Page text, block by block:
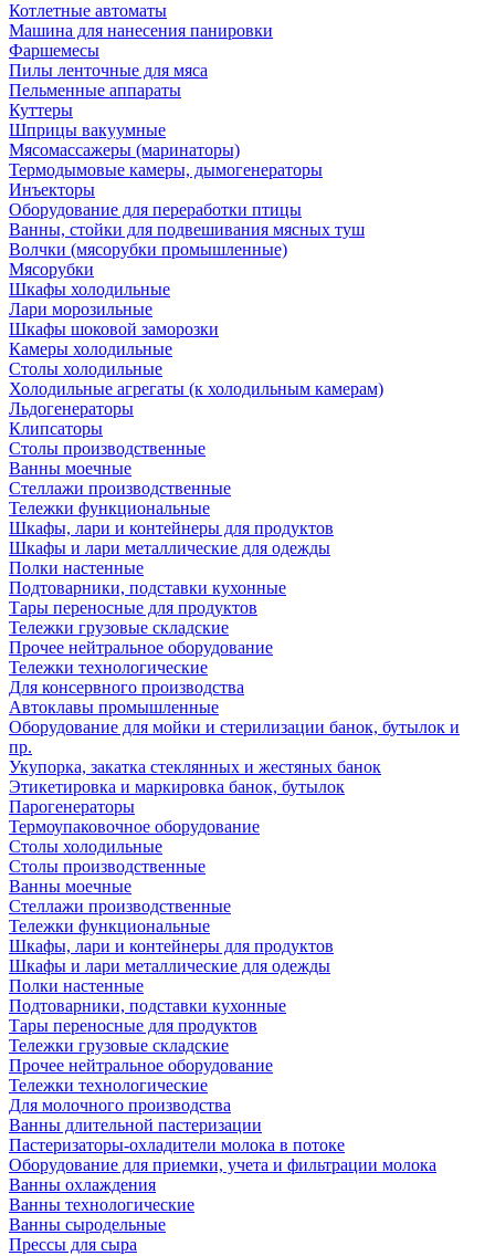
Котлетные автоматы
Машина для нанесения панировки
Фаршемесы
Пилы ленточные для мяса
Пельменные аппараты
Куттеры
Шприцы вакуумные
Мясомассажеры (маринаторы)
Термодымовые камеры, дымогенераторы
Инъекторы
Оборудование для переработки птицы
Ванны, стойки для подвешивания мясных туш
Волчки (мясорубки промышленные)
Мясорубки
Шкафы холодильные
Лари морозильные
Шкафы шоковой заморозки
Камеры холодильные
Столы холодильные
Холодильные агрегаты (к холодильным камерам)
Льдогенераторы
Клипсаторы
Столы производственные
Ванны моечные
Стеллажи производственные
Тележки функциональные
Шкафы, лари и контейнеры для продуктов
Шкафы и лари металлические для одежды
Полки настенные
Подтоварники, подставки кухонные
Тары переносные для продуктов
Тележки грузовые складские
Прочее нейтральное оборудование
Тележки технологические
Для консервного производства
Автоклавы промышленные
Оборудование для мойки и стерилизации банок, бутылок и
пр.
Укупорка, закатка стеклянных и жестяных банок
Этикетировка и маркировка банок, бутылок
Парогенераторы
Термоупаковочное оборудование
Столы холодильные
Столы производственные
Ванны моечные
Стеллажи производственные
Тележки функциональные
Шкафы, лари и контейнеры для продуктов
Шкафы и лари металлические для одежды
Полки настенные
Подтоварники, подставки кухонные
Тары переносные для продуктов
Тележки грузовые складские
Прочее нейтральное оборудование
Тележки технологические
Для молочного производства
Ванны длительной пастеризации
Пастеризаторы-охладители молока в потоке
Оборудование для приемки, учета и фильтрации молока
Ванны охлаждения
Ванны технологические
Ванны сыродельные
Прессы для сыра